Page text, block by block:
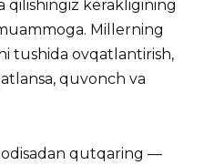
qilishingiz kerakligining
Millerning
tushida ovqatlantirish,
quvonch va
qutqaring —